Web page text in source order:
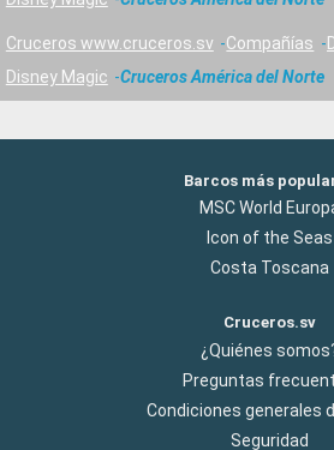
Cruceros www.cruceros.sv Compañías
Disney Magic
Cruceros América del Norte
Barcos más
MSC World
Icon of the Seas
Costa Toscana
Cruceros.sv
¿Quiénes
Preguntas
Condiciones generales
Seguridad